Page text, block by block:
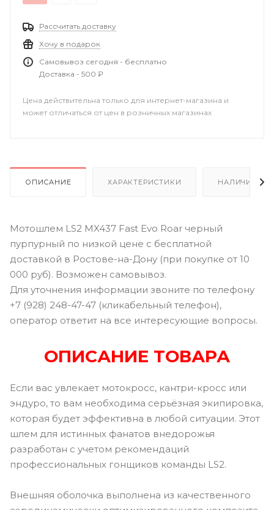
Рассчитать доставку
Хочу в подарок
Самовывоз сегодня - бесплатно
Доставка - 500 ₽
Цена действительна только для интернет-магазина и
может отличаться от цен в розничных магазинах
ОПИСАНИЕ ХАРАКТЕРИСТИКИ НАЛИЧИЕ В
Мотошлем LS2 MX437 Fast Evo Roar черный
пурпурный по низкой цене с бесплатной
доставкой в Ростове-на-Дону (при покупке от 10
000 руб). Возможен самовывоз.
Для уточнения информации звоните по телефону
+7 (928) 248-47-47 (кликабельный телефон),
оператор ответит на все интересующие вопросы.
ОПИСАНИЕ ТОВАРА
Если вас увлекает мотокросс, кантри-кросс или
эндуро, то вам необходима серьёзная экипировка,
которая будет эффективна в любой ситуации. Этот
шлем для истинных фанатов внедорожья
разработан с учетом рекомендаций
профессиональных гонщиков команды LS2.
Внешняя оболочка выполнена из качественного